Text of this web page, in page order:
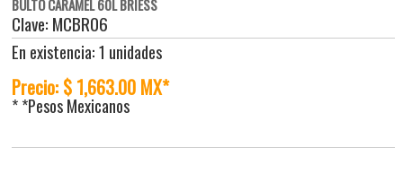
BULTO CARAMEL 60L BRIESS
Clave: MCBR06
En existencia: 1 unidades
Precio: $ 1,663.00 MX*
* *Pesos Mexicanos